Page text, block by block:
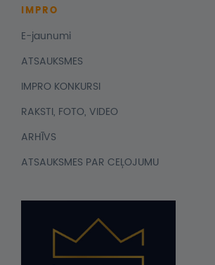
IMPRO
E-jaunumi
ATSAUKSMES
IMPRO KONKURSI
RAKSTI, FOTO, VIDEO
ARHĪVS
ATSAUKSMES PAR CEĻOJUMU